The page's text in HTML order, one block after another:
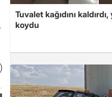
Tuvalet kağıdını
koydu